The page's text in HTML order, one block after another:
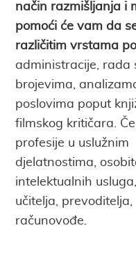
način razmišljanja i
pomoći će vam da
različitim vrstama
administracije, rada
brojevima,
poslovima poput
filmskog kritičara.
profesije u uslužnim
djelatnostima,
intelektualnih
učitelja, prevoditelja,
računovođe.